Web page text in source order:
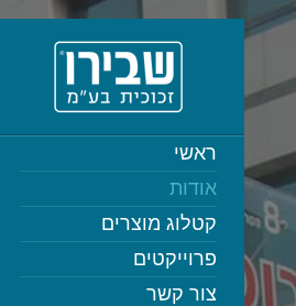
ראשי
אודות
קטלוג מוצרים
פרוייקטים
צור קשר